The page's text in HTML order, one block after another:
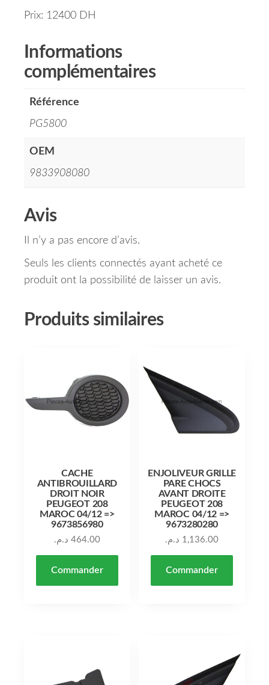
Prix: 12400 DH
Informations
complémentaires
Référence
PG5800
OEM
9833908080
Avis
Il n’y a pas encore d’avis.
Seuls les clients connectés ayant acheté ce
produit ont la possibilité de laisser un avis.
Produits similaires
CACHE
ANTIBROUILLARD
DROIT NOIR
PEUGEOT 208
MAROC 04/12 =>
9673856980
464.00 د.م.
Commander
ENJOLIVEUR GRILLE
PARE CHOCS
AVANT DROITE
PEUGEOT 208
MAROC 04/12 =>
9673280280
1,136.00 د.م.
Commander